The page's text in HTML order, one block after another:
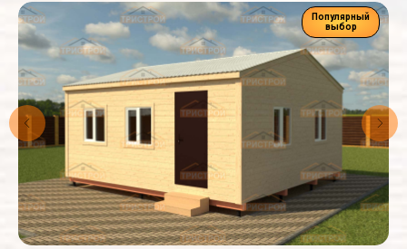
Популярный
выбор